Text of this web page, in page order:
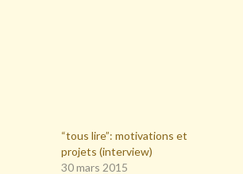
“tous lire”: motivations et
projets (interview)
30 mars 2015